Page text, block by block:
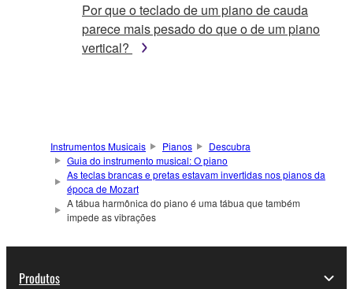
Por que o teclado de um piano de cauda
parece mais pesado do que o de um piano
vertical?
Instrumentos Musicais Pianos
Descubra
Guia do instrumento musical: O piano
As teclas brancas e pretas estavam invertidas nos pianos da
época de Mozart
A tábua harmônica do piano é uma tábua que também
impede as vibrações
Produtos